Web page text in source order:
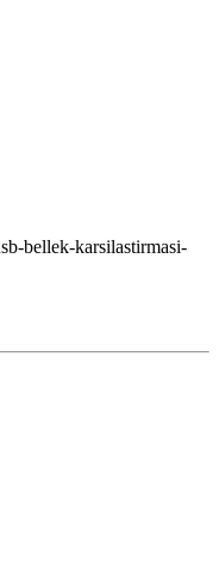
bellek-karsilastirmasi-